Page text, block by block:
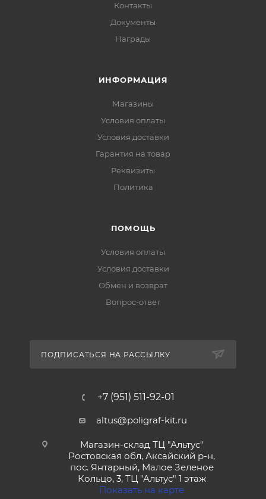
Контакты
Документы
Награды
ИНФОРМАЦИЯ
Магазины
Условия оплаты
Условия доставки
Гарантия на товар
Реквизиты
Политика
ПОМОЩЬ
Условия оплаты
Условия доставки
Обмен и возврат
Вопрос-ответ
ПОДПИСАТЬСЯ НА РАССЫЛКУ
+7 (951) 511-92-01
altus@poligraf-kit.ru
Магазин-склад ТЦ "Альтус"
Ростовская обл, Аксайский р-н,
пос. Янтарный, Малое Зеленое
Кольцо, 3, ТЦ "Альтус" 1 этаж
Показать на карте